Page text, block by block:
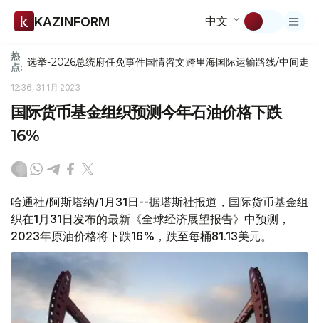
KAZINFORM 中文
热
点: 选举-2026总统府任免事件国情咨文跨里海国际运输路线/中间走廊
12:36, 31 1月 2023
国际货币基金组织预测今年石油价格下跌
16%
哈通社/阿斯塔纳/1月31日--据塔斯社报道，国际货币基金组
织在1月31日发布的最新《全球经济展望报告》中预测，
2023年原油价格将下跌16%，跌至每桶81.13美元。